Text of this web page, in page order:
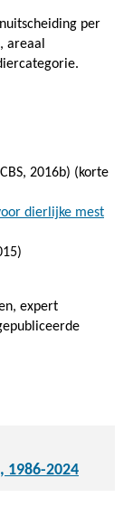
per
areaal
2016b) (korte
dierlijke mest
expert
1986-2024